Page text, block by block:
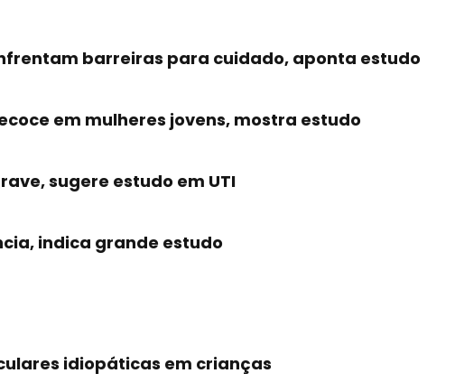
barreiras para cuidado, aponta estudo
em mulheres jovens, mostra estudo
sugere estudo em UTI
indica grande estudo
idiopáticas em crianças